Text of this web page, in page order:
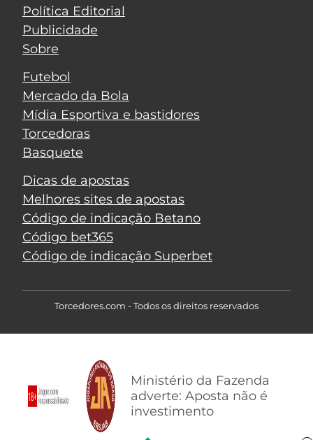
Política Editorial
Publicidade
Sobre
Futebol
Mercado da Bola
Mídia Esportiva e bastidores
Torcedoras
Basquete
Dicas de apostas
Melhores sites de apostas
Código de indicação Betano
Código bet365
Código de indicação Superbet
Torcedores.com - Todos os direitos reservados
Ministério da Fazenda
adverte: Aposta não é
investimento